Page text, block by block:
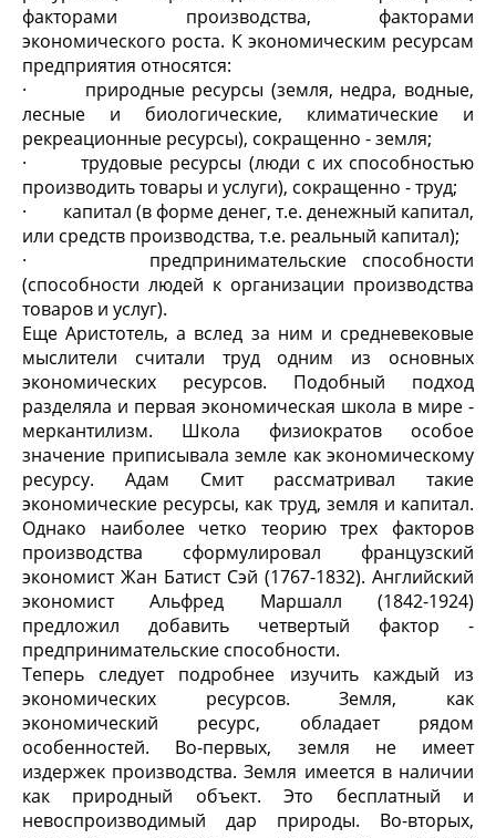
факторами производства, факторами
экономического роста. К экономическим ресурсам
предприятия относятся:
· природные ресурсы (земля, недра, водные,
лесные и биологические, климатические и
рекреационные ресурсы), сокращенно - земля;
· трудовые ресурсы (люди с их способностью
производить товары и услуги), сокращенно - труд;
· капитал (в форме денег, т.е. денежный капитал,
или средств производства, т.е. реальный капитал);
· предпринимательские способности
(способности людей к организации производства
товаров и услуг).
Еще Аристотель, а вслед за ним и средневековые
мыслители считали труд одним из основных
экономических ресурсов. Подобный подход
разделяла и первая экономическая школа в мире -
меркантилизм. Школа физиократов особое
значение приписывала земле как экономическому
ресурсу. Адам Смит рассматривал такие
экономические ресурсы, как труд, земля и капитал.
Однако наиболее четко теорию трех факторов
производства сформулировал французский
экономист Жан Батист Сэй (1767-1832). Английский
экономист Альфред Маршалл (1842-1924)
предложил добавить четвертый фактор -
предпринимательские способности.
Теперь следует подробнее изучить каждый из
экономических ресурсов. Земля, как
экономический ресурс, обладает рядом
особенностей. Во-первых, земля не имеет
издержек производства. Земля имеется в наличии
как природный объект. Это бесплатный и
невоспроизводимый дар природы. Во-вторых,